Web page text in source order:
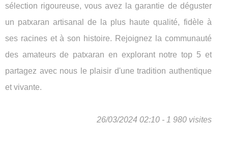
sélection rigoureuse, vous avez la garantie de déguster
un patxaran artisanal de la plus haute qualité, fidèle à
ses racines et à son histoire. Rejoignez la communauté
des amateurs de patxaran en explorant notre top 5 et
partagez avec nous le plaisir d'une tradition authentique
et vivante.
26/03/2024 02:10 - 1 980 visites